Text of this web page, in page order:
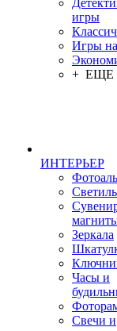
игры
Игры
+ ЕЩЕ
ИНТЕРЬЕР
Зеркала
Часы и
Свечи и